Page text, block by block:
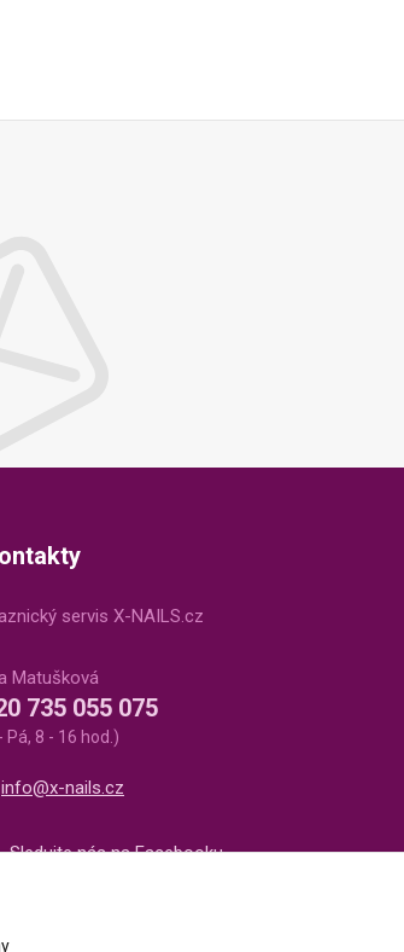
servis X-NAILS.cz
Matušková
735 055 075
Pá, 8 - 16 hod.)
info@x-nails.cz